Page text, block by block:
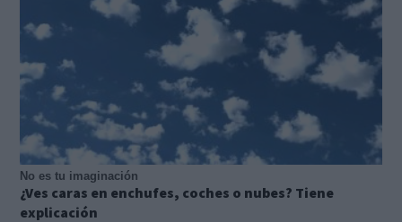
No es tu imaginación
¿Ves caras en enchufes, coches o nubes? Tiene
explicación